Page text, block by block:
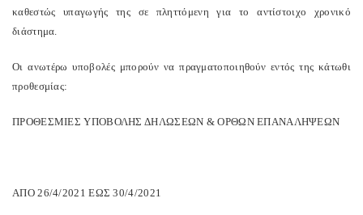
καθεστώς υπαγωγής της σε πληττόμενη για το αντίστοιχο χρονικό
διάστημα.
Οι ανωτέρω υποβολές μπορούν να πραγματοποιηθούν εντός της κάτωθι
προθεσμίας:
ΠΡΟΘΕΣΜΙΕΣ ΥΠΟΒΟΛΗΣ ΔΗΛΩΣΕΩΝ & ΟΡΘΩΝ ΕΠΑΝΑΛΗΨΕΩΝ
ΑΠΟ 26/4/2021 ΕΩΣ 30/4/2021